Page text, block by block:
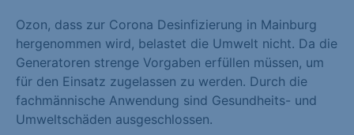
Ozon, dass zur Corona Desinfizierung in Mainburg
hergenommen wird, belastet die Umwelt nicht. Da die
Generatoren strenge Vorgaben erfüllen müssen, um
für den Einsatz zugelassen zu werden. Durch die
fachmännische Anwendung sind Gesundheits- und
Umweltschäden ausgeschlossen.